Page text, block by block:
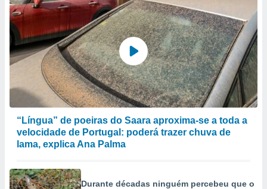
“Língua” de poeiras do Saara aproxima-se a toda a
velocidade de Portugal: poderá trazer chuva de
lama, explica Ana Palma
Durante décadas ninguém percebeu que o